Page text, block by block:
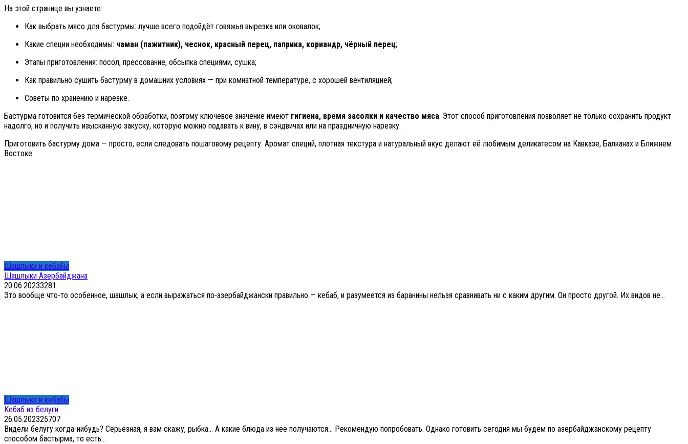
На этой странице вы узнаете:
Как выбрать мясо для бастурмы: лучше всего подойдёт говяжья вырезка или оковалок;
Какие специи необходимы: чаман (пажитник), чеснок, красный перец, паприка, кориандр, чёрный перец;
Этапы приготовления: посол, прессование, обсыпка специями, сушка;
Как правильно сушить бастурму в домашних условиях — при комнатной температуре, с хорошей вентиляцией;
Советы по хранению и нарезке.
Бастурма готовится без термической обработки, поэтому ключевое значение имеют гигиена, время засолки и качество мяса. Этот способ приготовления позволяет не только сохранить продукт
надолго, но и получить изысканную закуску, которую можно подавать к вину, в сэндвичах или на праздничную нарезку.
Приготовить бастурму дома — просто, если следовать пошаговому рецепту. Аромат специй, плотная текстура и натуральный вкус делают её любимым деликатесом на Кавказе, Балканах и Ближнем
Востоке.
Шашлыки и кебабы
Шашлыки Азербайджана
20.06.20233281
Это вообще что-то особенное, шашлык, а если выражаться по-азербайджански правильно — кебаб, и разумеется из баранины нельзя сравнивать ни с каким другим. Он просто другой. Их видов не...
Шашлыки и кебабы
Кебаб из белуги
26.05.202325707
Видели белугу когда-нибудь? Серьезная, я вам скажу, рыбка… А какие блюда из нее получаются… Рекомендую попробовать. Однако готовить сегодня мы будем по азербайджанскому рецепту
способом бастырма, то есть...